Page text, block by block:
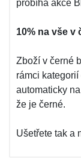
probíhá akce
10% na vše v
Zboží v černé
rámci
automaticky
že je černé.
Ušetřete tak a